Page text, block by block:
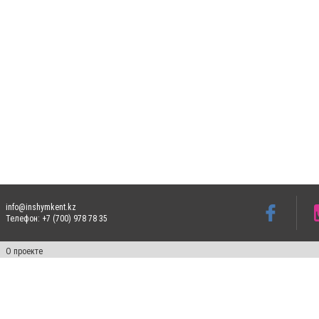
info@inshymkent.kz
Телефон: +7 (700) 978 78 35
О проекте